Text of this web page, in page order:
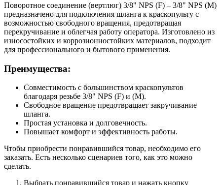
Поворотное соединение (вертлюг) 3/8" NPS (F) – 3/8" NPS (M)
предназначено для подключения шланга к краскопульту с
возможностью свободного вращения, предотвращая
перекручивание и облегчая работу оператора. Изготовлено из
износостойких и коррозионностойких материалов, подходит
для профессионального и бытового применения.
Преимущества:
Совместимость с большинством краскопультов
благодаря резьбе 3/8" NPS (F) и (M).
Свободное вращение предотвращает закручивание
шланга.
Простая установка и долговечность.
Повышает комфорт и эффективность работы.
Чтобы приобрести понравившийся товар, необходимо его
заказать. Есть несколько сценариев того, как это можно
сделать.
Выбрать понравившийся товар и нажать кнопку